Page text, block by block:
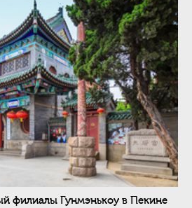
филиалы Гунмэнькоу в Пекине